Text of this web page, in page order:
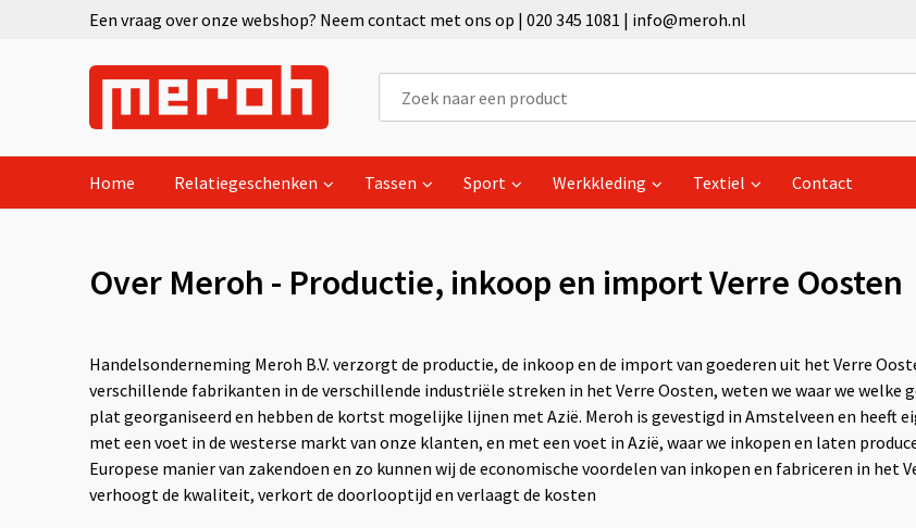
Een vraag over onze webshop? Neem contact met ons op | 020 345 1081 | info@meroh.nl
Home Relatiegeschenken Tassen Sport Werkkleding Textiel Contact
Over Meroh - Productie, inkoop en import Verre Oosten
Handelsonderneming Meroh B.V. verzorgt de productie, de inkoop en de import van goederen uit het Verre
verschillende fabrikanten in de verschillende industriële streken in het Verre Oosten, weten we waar we
plat georganiseerd en hebben de kortst mogelijke lijnen met Azië. Meroh is gevestigd in Amstelveen en heeft
met een voet in de westerse markt van onze klanten, en met een voet in Azië, waar we inkopen en laten
Europese manier van zakendoen en zo kunnen wij de economische voordelen van inkopen en fabriceren in het
verhoogt de kwaliteit, verkort de doorlooptijd en verlaagt de kosten